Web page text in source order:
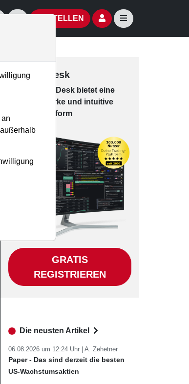
Media-Accounts
Aktien- und Artikelsuche öffnen
BESTELLEN Seitennavigation
Trading-Desk
Desk bie­tet eine
leis­tungs­star­ke und in­tui­tive
Han­dels­platt­form
GRATIS
REGISTRIEREN
Die neusten Artikel
06.08.2026 um 12:24 Uhr | A. Zehetner
Paper - Das sind derzeit die besten
US-Wachstumsaktien